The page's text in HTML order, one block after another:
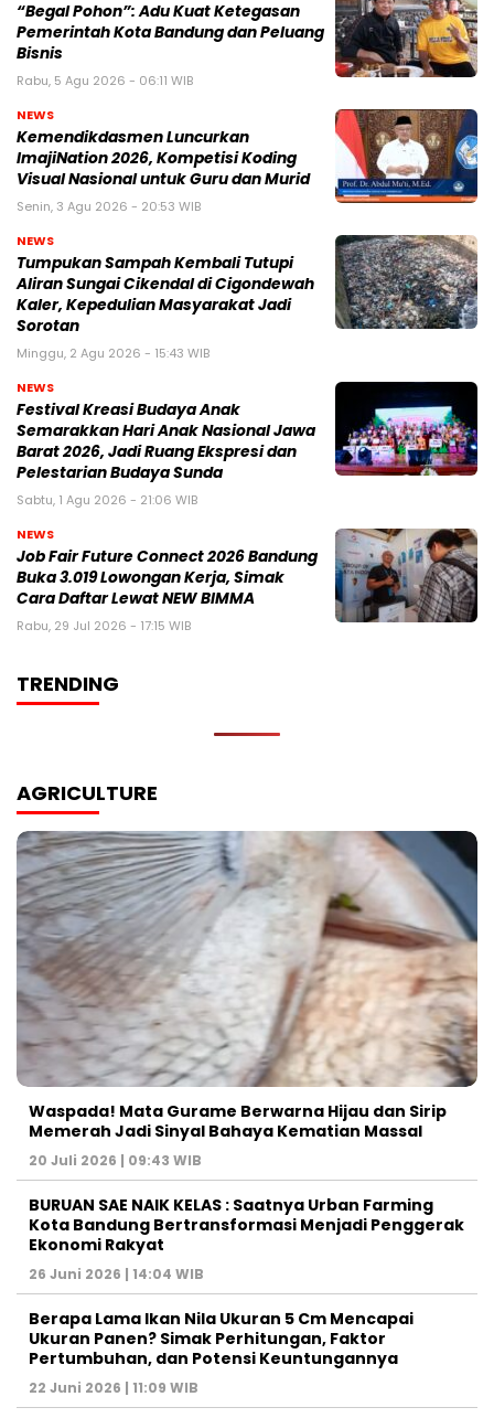
“Begal Pohon”: Adu Kuat Ketegasan
Pemerintah Kota Bandung dan Peluang
Bisnis
Rabu, 5 Agu 2026 - 06:11 WIB
NEWS
Kemendikdasmen Luncurkan
ImajiNation 2026, Kompetisi Koding
Visual Nasional untuk Guru dan Murid
Senin, 3 Agu 2026 - 20:53 WIB
NEWS
Tumpukan Sampah Kembali Tutupi
Aliran Sungai Cikendal di Cigondewah
Kaler, Kepedulian Masyarakat Jadi
Sorotan
Minggu, 2 Agu 2026 - 15:43 WIB
NEWS
Festival Kreasi Budaya Anak
Semarakkan Hari Anak Nasional Jawa
Barat 2026, Jadi Ruang Ekspresi dan
Pelestarian Budaya Sunda
Sabtu, 1 Agu 2026 - 21:06 WIB
NEWS
Job Fair Future Connect 2026 Bandung
Buka 3.019 Lowongan Kerja, Simak
Cara Daftar Lewat NEW BIMMA
Rabu, 29 Jul 2026 - 17:15 WIB
TRENDING
AGRICULTURE
Waspada! Mata Gurame Berwarna Hijau dan Sirip
Memerah Jadi Sinyal Bahaya Kematian Massal
20 Juli 2026 | 09:43 WIB
BURUAN SAE NAIK KELAS : Saatnya Urban Farming
Kota Bandung Bertransformasi Menjadi Penggerak
Ekonomi Rakyat
26 Juni 2026 | 14:04 WIB
Berapa Lama Ikan Nila Ukuran 5 Cm Mencapai
Ukuran Panen? Simak Perhitungan, Faktor
Pertumbuhan, dan Potensi Keuntungannya
22 Juni 2026 | 11:09 WIB